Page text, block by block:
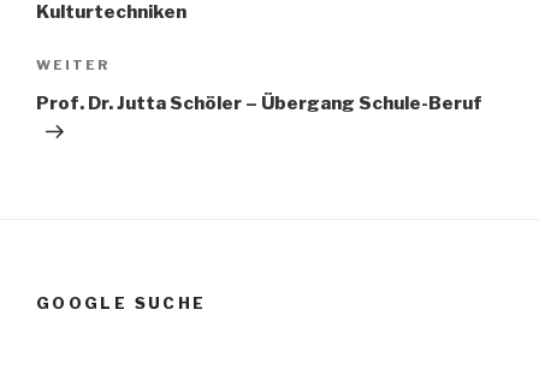
Kulturtechniken
Nächster
Beitrag
WEITER
Prof. Dr. Jutta Schöler – Übergang Schule-Beruf
GOOGLE SUCHE